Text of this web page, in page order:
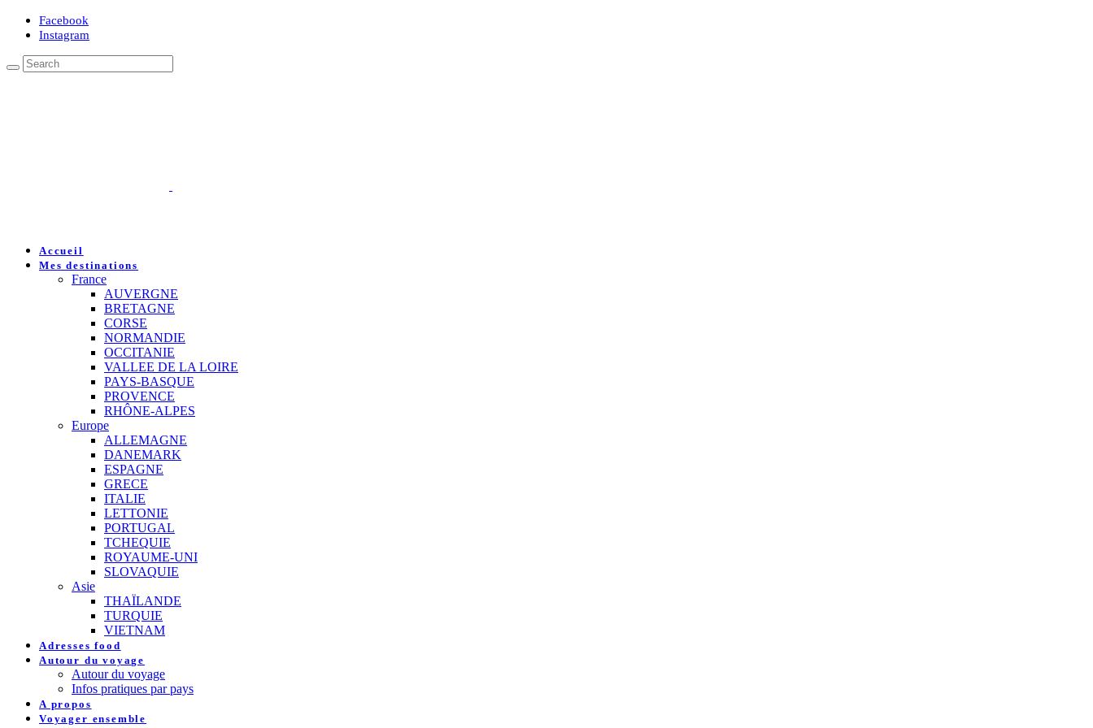
Facebook
Instagram
Accueil
Mes destinations
France
AUVERGNE
BRETAGNE
CORSE
NORMANDIE
OCCITANIE
VALLEE DE LA LOIRE
PAYS-BASQUE
PROVENCE
RHÔNE-ALPES
Europe
ALLEMAGNE
DANEMARK
ESPAGNE
GRECE
ITALIE
LETTONIE
PORTUGAL
TCHEQUIE
ROYAUME-UNI
SLOVAQUIE
Asie
THAÏLANDE
TURQUIE
VIETNAM
Adresses food
Autour du voyage
Autour du voyage
Infos pratiques par pays
A propos
Voyager ensemble